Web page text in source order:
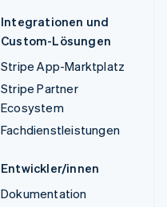
Integrationen und
Custom-Lösungen
Stripe App-Marktplatz
Stripe Partner
Ecosystem
Fachdienstleistungen
Entwickler/innen
Dokumentation